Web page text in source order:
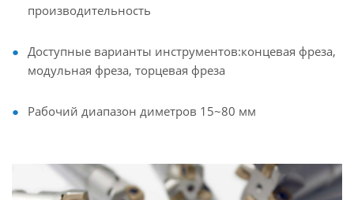
производительность
Доступные варианты инструментов:концевая фреза,
модульная фреза, торцевая фреза
Рабочий диапазон диметров 15~80 мм